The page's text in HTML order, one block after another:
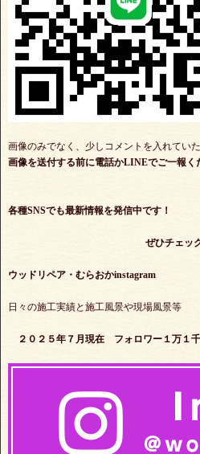
画像のみでなく、少しコメントを入れてい
画像を送付する前に電話かLINEでご一報く
各種SNSでも最新情報を発信中です！
ぜひチェックしてみて
ウッドリペア・むらおかinstagram
日々の施工実績と施工風景や現場風景等
２０２５年７月現在 フォロワー１万１千